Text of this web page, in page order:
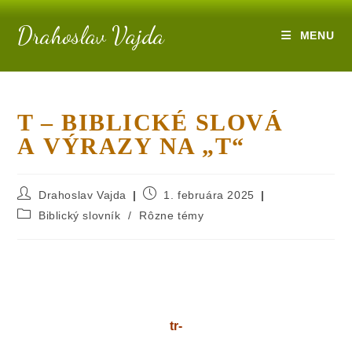
Drahoslav Vajda MENU
T – BIBLICKÉ SLOVÁ
A VÝRAZY NA „T“
Drahoslav Vajda
1. februára 2025
Biblický slovník
/ Rôzne témy
tr-